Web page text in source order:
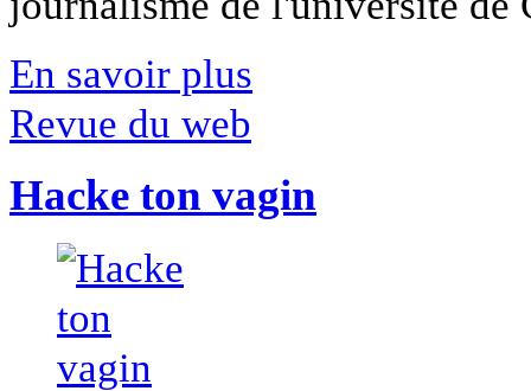
En savoir plus
Revue du web
Hacke ton vagin